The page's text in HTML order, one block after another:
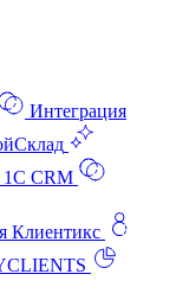
Интеграция
1C CRM
Клиентикс